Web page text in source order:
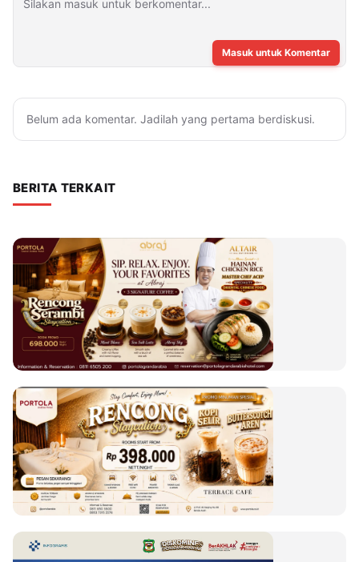
Masuk untuk Komentar
Belum ada komentar. Jadilah yang pertama berdiskusi.
BERITA TERKAIT